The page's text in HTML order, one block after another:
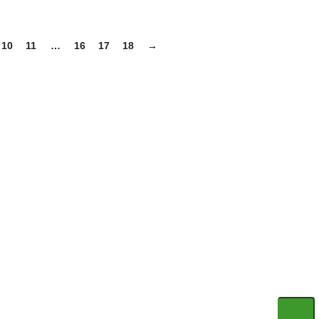
10 11 … 16 17 18 →